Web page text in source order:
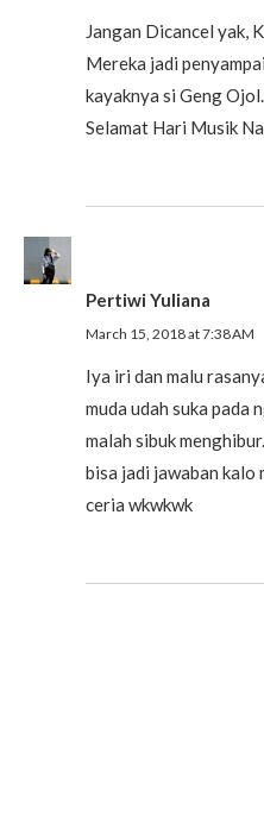
Jangan Dicancel yak,
Mereka jadi
kayaknya si Geng
Selamat Hari Musik
Pertiwi Yuliana
March 15, 2018 at 7:38 AM
Iya iri dan malu
muda udah suka pada
malah sibuk
bisa jadi jawaban kalo
ceria wkwkwk